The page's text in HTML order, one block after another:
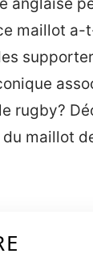
maillot a-
rugby?
maillot